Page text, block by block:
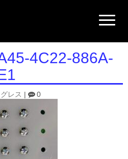
N
a
i
a
o
4C22-886A-
レス 0